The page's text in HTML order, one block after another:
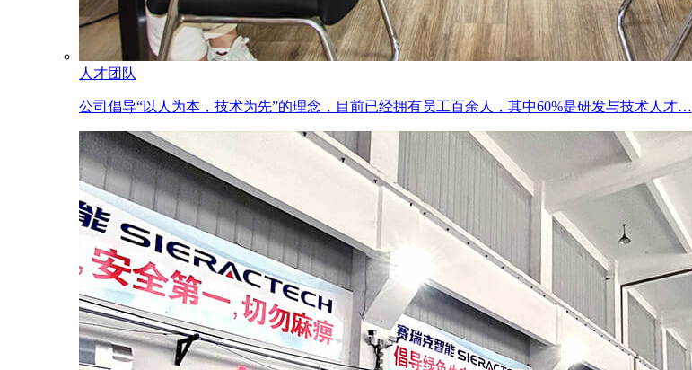
人才团队
公司倡导“以人为本，技术为先”的理念，目前已经拥有员工百余人，其中60%是研发与技术人才…